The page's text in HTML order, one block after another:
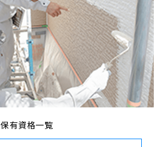
保有資格一覧